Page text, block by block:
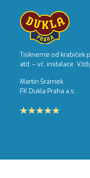
Jsme rádi, že jsme ve
spolehlivého
ochotu a rychlost při
Pavel Puškár